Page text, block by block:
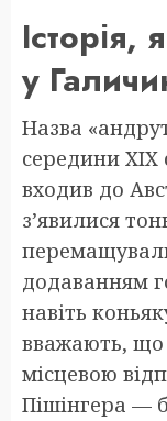
Історія,
у
Назва
середини XIX
входив до
з’явилися
додаванням
навіть
вважають, що
місцевою
Пішінгера —